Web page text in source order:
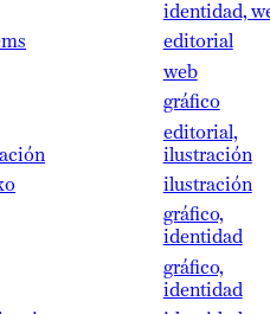
identidad,
editorial
web
gráfico
editorial,
ilustración
ilustración
gráfico,
identidad
gráfico,
identidad